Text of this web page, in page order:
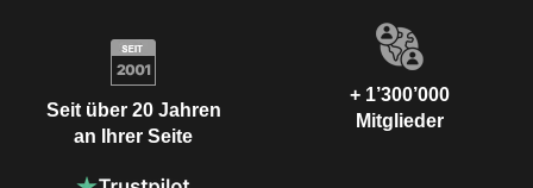
Seit über 20 Jahren
an Ihrer Seite
+ 1’300’000
Mitglieder